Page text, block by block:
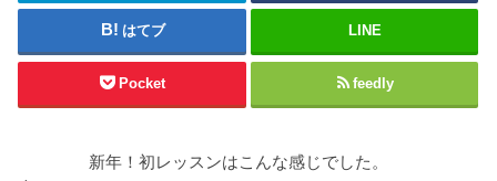
はてブ LINE
Pocket feedly
新年！初レッスンはこんな感じでした。